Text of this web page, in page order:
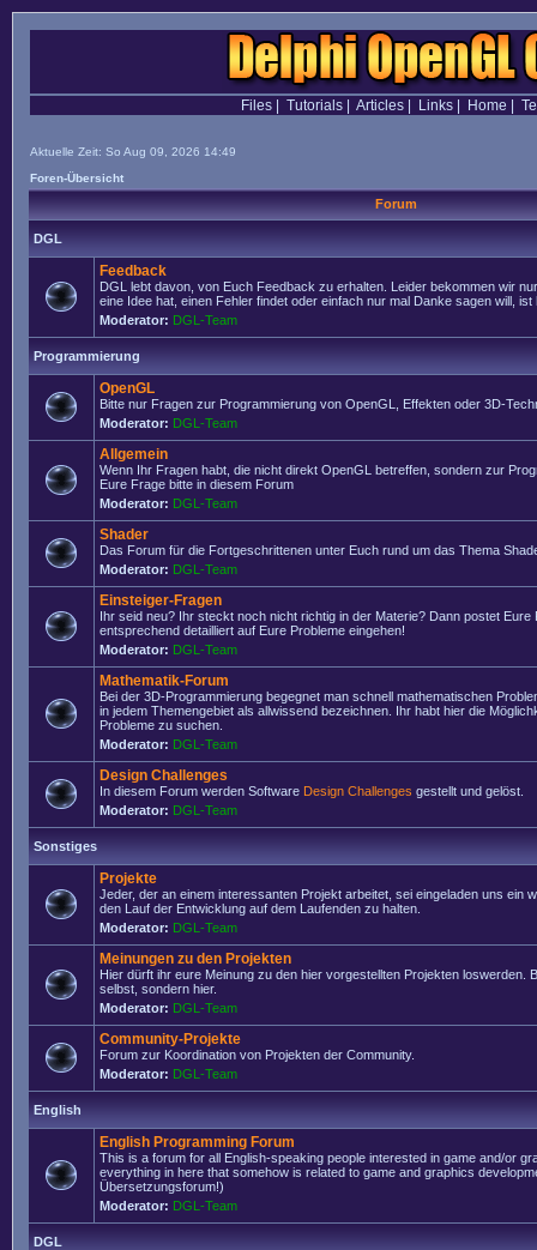
Files| Tutorials| Articles| Links| Home
Aktuelle Zeit: So Aug 09, 2026 14:49
Foren-Übersicht
Forum
DGL
Feedback
DGL lebt davon, von Euch Feedback zu erhalten. Leider bekommen wir
eine Idee hat, einen Fehler findet oder einfach nur mal Danke sagen will, ist
Moderator: DGL-Team
Programmierung
OpenGL
Bitte nur Fragen zur Programmierung von OpenGL, Effekten oder 3D-
Moderator: DGL-Team
Allgemein
Wenn Ihr Fragen habt, die nicht direkt OpenGL betreffen, sondern zur
Eure Frage bitte in diesem Forum
Moderator: DGL-Team
Shader
Das Forum für die Fortgeschrittenen unter Euch rund um das Thema
Moderator: DGL-Team
Einsteiger-Fragen
Ihr seid neu? Ihr steckt noch nicht richtig in der Materie? Dann postet Eure
entsprechend detailliert auf Eure Probleme eingehen!
Moderator: DGL-Team
Mathematik-Forum
Bei der 3D-Programmierung begegnet man schnell mathematischen
in jedem Themengebiet als allwissend bezeichnen. Ihr habt hier die
Probleme zu suchen.
Moderator: DGL-Team
Design Challenges
In diesem Forum werden Software Design Challenges gestellt und gelöst.
Moderator: DGL-Team
Sonstiges
Projekte
Jeder, der an einem interessanten Projekt arbeitet, sei eingeladen uns ein
den Lauf der Entwicklung auf dem Laufenden zu halten.
Moderator: DGL-Team
Meinungen zu den Projekten
Hier dürft ihr eure Meinung zu den hier vorgestellten Projekten loswerden.
selbst, sondern hier.
Moderator: DGL-Team
Community-Projekte
Forum zur Koordination von Projekten der Community.
Moderator: DGL-Team
English
English Programming Forum
This is a forum for all English-speaking people interested in game and/or
everything in here that somehow is related to game and graphics
Übersetzungsforum!)
Moderator: DGL-Team
DGL